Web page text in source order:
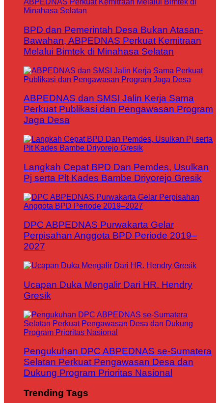
BPD dan Pemerintah Desa Bukan Atasan-
Bawahan, ABPEDNAS Perkuat Kemitraan
Melalui Bimtek di Minahasa Selatan
ABPEDNAS dan SMSI Jalin Kerja Sama
Perkuat Publikasi dan Pengawasan Program
Jaga Desa
Langkah Cepat BPD Dan Pemdes, Usulkan
Pj serta Plt Kades Bambe Driyorejo Gresik
DPC ABPEDNAS Purwakarta Gelar
Perpisahan Anggota BPD Periode 2019–
2027
Ucapan Duka Mengalir Dari HR. Hendry
Gresik
Pengukuhan DPC ABPEDNAS se-Sumatera
Selatan Perkuat Pengawasan Desa dan
Dukung Program Prioritas Nasional
Trending Tags